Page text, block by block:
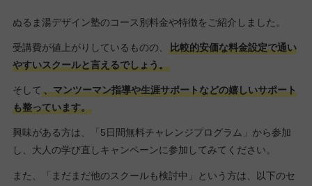
ぬるま湯デザイン塾のコース別料金や特徴をご紹介しました。
受講費が値上がりしているものの、
比較的安価な料金設定で通い
やすいスクールと言えるでしょう。
そして 、マンツーマン指導や生涯サポートなどの嬉しいサポート
も整っています。
興味がある方は、「5日間無料チャレンジプログラム」から参加
し、大人の学び直しキャンペーンに参加してみてください。
また、「まだまだ他のスクールも検討中」という方は、以下のセ